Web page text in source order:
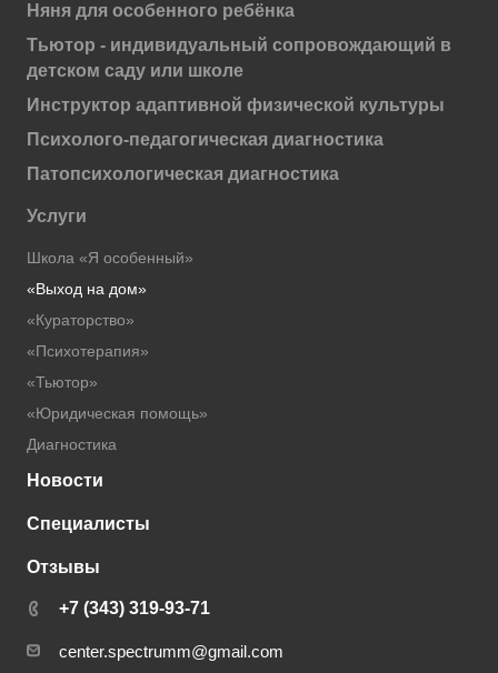
Няня для особенного ребёнка
Тьютор - индивидуальный сопровождающий в
детском саду или школе
Инструктор адаптивной физической культуры
Психолого-педагогическая диагностика
Патопсихологическая диагностика
Услуги
Школа «Я особенный»
«Выход на дом»
«Кураторство»
«Психотерапия»
«Тьютор»
«Юридическая помощь»
Диагностика
Новости
Специалисты
Отзывы
+7 (343) 319-93-71
center.spectrumm@gmail.com